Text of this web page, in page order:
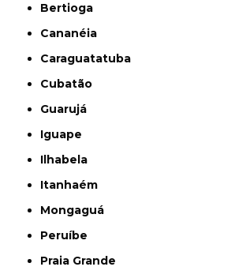
Bertioga
Cananéia
Caraguatatuba
Cubatão
Guarujá
Iguape
Ilhabela
Itanhaém
Mongaguá
Peruíbe
Praia Grande